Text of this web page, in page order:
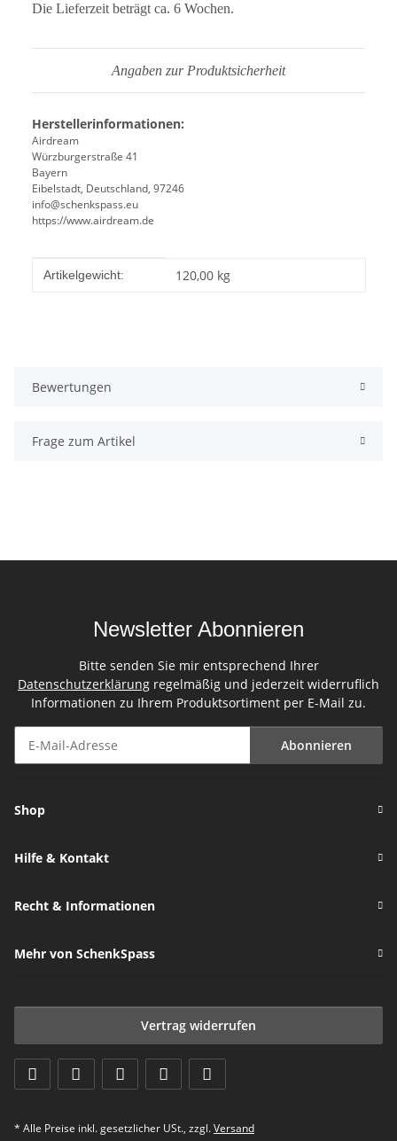
Die Lieferzeit beträgt ca. 6 Wochen.
Angaben zur Produktsicherheit
Herstellerinformationen:
Airdream
Würzburgerstraße 41
Bayern
Eibelstadt, Deutschland, 97246
info@schenkspass.eu
https://www.airdream.de
Produkteigenschaft
Wert
Artikelgewicht: 120,00 kg
Bewertungen
Frage zum Artikel
Newsletter Abonnieren
Bitte senden Sie mir entsprechend Ihrer
Datenschutzerklärung regelmäßig und jederzeit widerruflich
Informationen zu Ihrem Produktsortiment per E-Mail zu.
Abonnieren
Shop
Hilfe & Kontakt
Recht & Informationen
Mehr von SchenkSpass
Vertrag widerrufen
* Alle Preise inkl. gesetzlicher USt., zzgl.Versand